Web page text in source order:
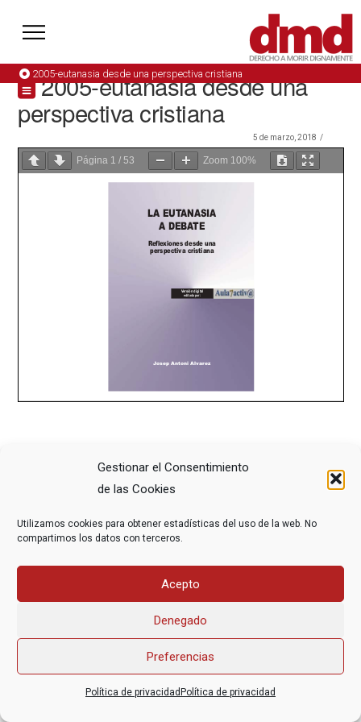
Gestionar el Consentimiento
de las Cookies
Utilizamos cookies para obtener estadísticas del uso de la web. No
compartimos los datos con terceros.
Acepto
Denegado
Preferencias
Política de privacidad Política de privacidad
2005-eutanasia desde una perspectiva cristiana
2005-eutanasia desde una
perspectiva cristiana
5 de marzo, 2018
Página 1 /53 Zoom 100%
Asociación Federal Derecho a Morir Dignamente (DMD)
informacion@derechoamorir.org